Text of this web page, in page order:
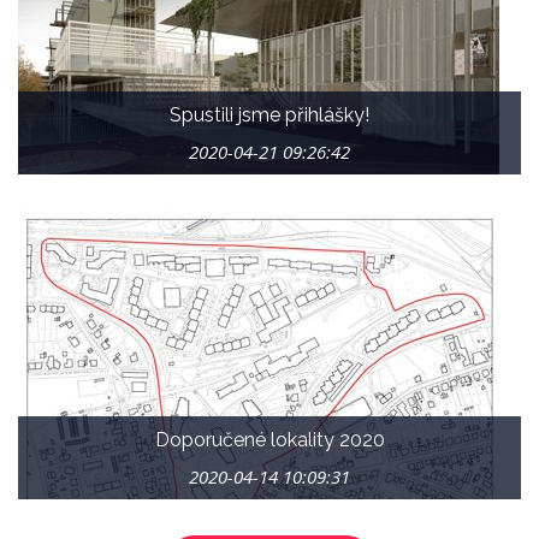
FOR ARCH. Ceremoniál s vyhlášením výsledků proběhne 8.
9. 2020 v Centru architektury a městského plánování CAMP
v Praze.
Spustili jsme přihlášky!
2020-04-21 09:26:42
Hlavička soutěžního panelu ->
zde
Vzor soutěžního panelu ->zde
Ukázka vítězného panelu z roku 2019 ->zde
Vaše obrazové a textové materiály můžete zaslat i přes
úschovnu na e-mail zajickova@abf.cz
Doporučené lokality 2020
2020-04-14 10:09:31
Praha